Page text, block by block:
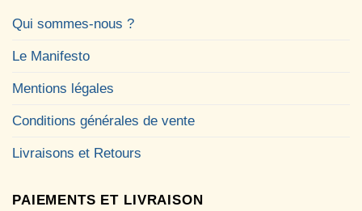
Qui sommes-nous ?
Le Manifesto
Mentions légales
Conditions générales de vente
Livraisons et Retours
PAIEMENTS ET LIVRAISON